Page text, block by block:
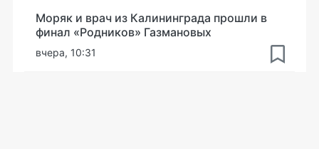
Моряк и врач из Калининграда прошли в
финал «Родников» Газмановых
вчера, 10:31